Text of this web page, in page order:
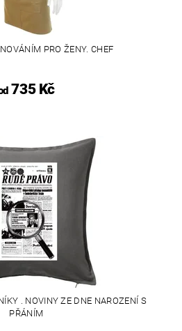
PRO ŽENY. CHEF
735 Kč
. NOVINY ZE DNE NAROZENÍ S
PŘÁNÍM